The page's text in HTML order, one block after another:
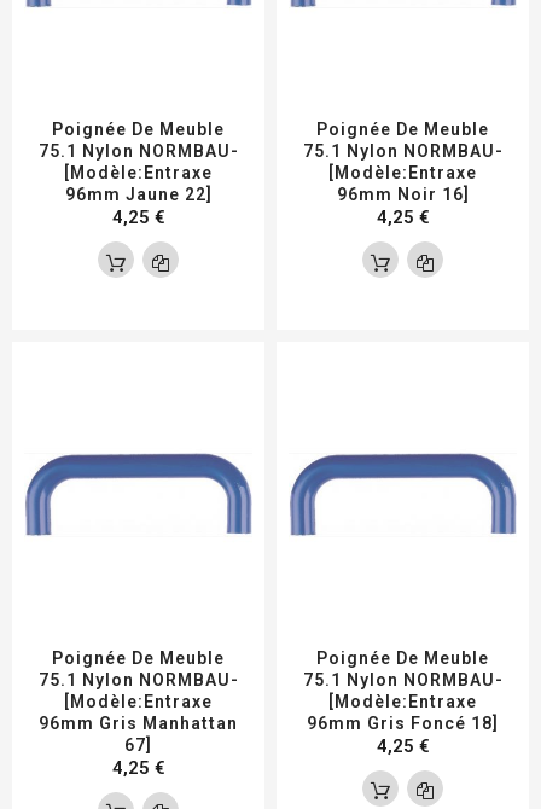
Poignée De Meuble
75.1 Nylon NORMBAU-
[Modèle:Entraxe
96mm Jaune 22]
4,25 €
Poignée De Meuble
75.1 Nylon NORMBAU-
[Modèle:Entraxe
96mm Noir 16]
4,25 €
Poignée De Meuble
75.1 Nylon NORMBAU-
[Modèle:Entraxe
96mm Gris Manhattan
67]
4,25 €
Poignée De Meuble
75.1 Nylon NORMBAU-
[Modèle:Entraxe
96mm Gris Foncé 18]
4,25 €